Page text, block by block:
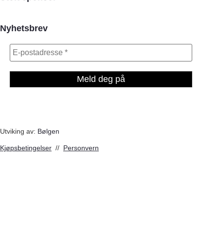
Nyhetsbrev
Utviking av: Bølgen
Kjøpsbetingelser // Personvern